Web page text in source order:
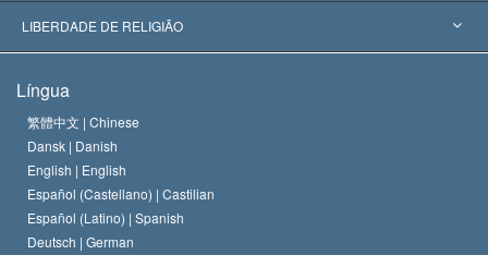
Decisões Históricas
Os Peritos Mais Proeminentes do Mundo
L. Ron Hubbard
O Credo da Igreja de Scientology
O Código de Um Scientologist
David Miscavige
LIBERDADE DE RELIGIÃO
Normas Internacionais de Direitos Humanos
Proclamação sobre Religião
Língua
繁體中文 | Chinese
Dansk | Danish
English | English
Español (Castellano) | Castilian
Español (Latino) | Spanish
Deutsch | German